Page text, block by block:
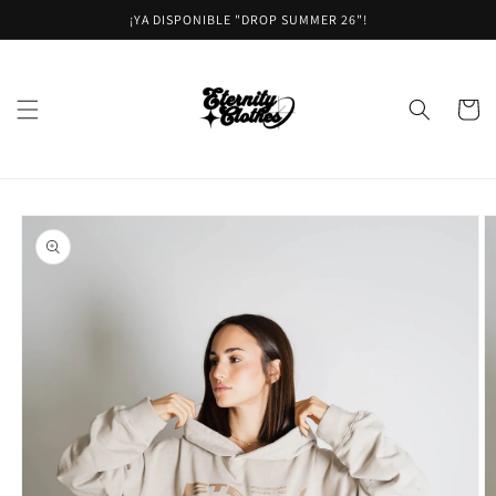
al contenido
¡YA DISPONIBLE "DROP SUMMER 26"!
Carrito
directamente
a la
información